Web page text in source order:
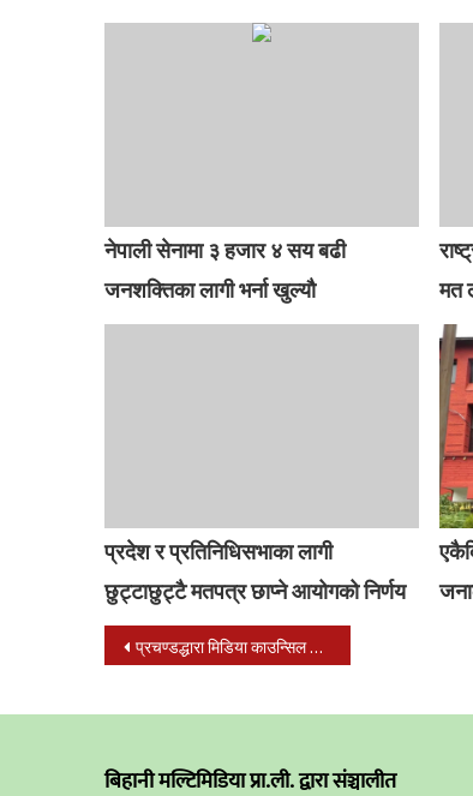
नेपाली सेनामा ३ हजार ४ सय बढी
जनशक्तिका लागी भर्ना खुल्यौ
मत
प्रदेश र प्रतिनिधिसभाका लागी
छुट्टाछुट्टै मतपत्र छाप्ने आयोगको निर्णय
Post
प्रचण्डद्धारा मिडिया काउन्सिल विधेयकको बचाउ : विप्लवको बन्द वार्ताकै लागि भएको भनाई
बिहानी मल्टिमिडिया प्रा.ली. द्वारा संञ्चालीत